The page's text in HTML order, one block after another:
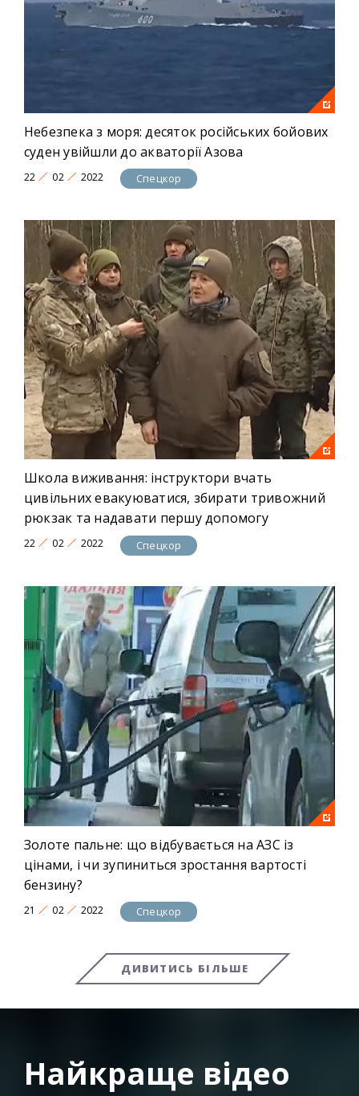
Небезпека з моря: десяток російських бойових
суден увійшли до акваторії Азова
22 02 2022 Спецкор
Школа виживання: інструктори вчать
цивільних евакуюватися, збирати тривожний
рюкзак та надавати першу допомогу
22 02 2022 Спецкор
Золоте пальне: що відбувається на АЗС із
цінами, і чи зупиниться зростання вартості
бензину?
21 02 2022 Спецкор
ДИВИТИСЬ БІЛЬШЕ
Найкраще відео